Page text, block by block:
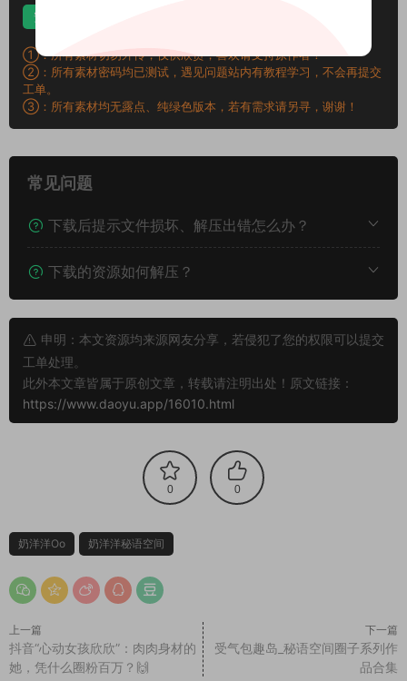
安卓解压
①：所有素材切勿外传，仅供欣赏，喜欢请支持原作者！
②：所有素材密码均已测试，遇见问题站内有教程学习，不会再提交
工单。
③：所有素材均无露点、纯绿色版本，若有需求请另寻，谢谢！
常见问题
下载后提示文件损坏、解压出错怎么办？
下载的资源如何解压？
申明：本文资源均来源网友分享，若侵犯了您的权限可以提交
工单处理。
此外本文章皆属于原创文章，转载请注明出处！原文链接：
https://www.daoyu.app/16010.html
0 0
奶洋洋Oo 奶洋洋秘语空间
上一篇
抖音“心动女孩欣欣”：肉肉身材的
她，凭什么圈粉百万？🙌
下一篇
受气包趣岛_秘语空间圈子系列作
品合集